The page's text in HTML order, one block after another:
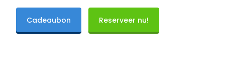
Tarieven
Lidmaatschap
Cadeaubon Reserveer nu!